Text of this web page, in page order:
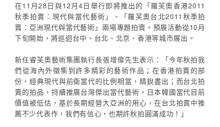
在11月28日與12月4日舉行即將推出的「羅芙奧香港2011
秋季拍賣：現代與當代藝術」、「羅芙奧台北2011秋季拍
賣：亞洲現代與當代藝術」兩場專題拍賣。預展活動從10月
下旬開始，將巡迴台中、台北、北京、香港等城市展出。
新任睿芙奧藝術集團執行長張增偉先生表示：「今年秋拍我
們從海內外徵集到許多精彩的藝術作品；在香港拍賣的部
份，經典現代與前衛當代的比例相當，精銳盡出；而台北拍
賣的拍品，持續推廣台灣傑出當代藝術，日本韓國當代目前
價值被低估，基於長期經營大亞洲的用心，在台北拍賣中推
薦不少代表作，我們有信心，也期許秋拍圓滿成功！」